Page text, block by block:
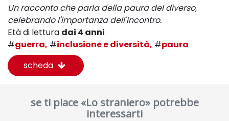
Un racconto che parla della paura del diverso,
celebrando l'importanza dell'incontro.
Età di lettura dai 4 anni
#guerra, #inclusione e diversità, #paura
scheda
se ti piace «Lo straniero» potrebbe
interessarti